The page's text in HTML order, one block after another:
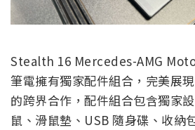
Stealth 16 Mercedes-AMG
筆電擁有獨家配件組合，完美展
的跨界合作，配件組合包含獨家
鼠、滑鼠墊、USB 隨身碟、收納